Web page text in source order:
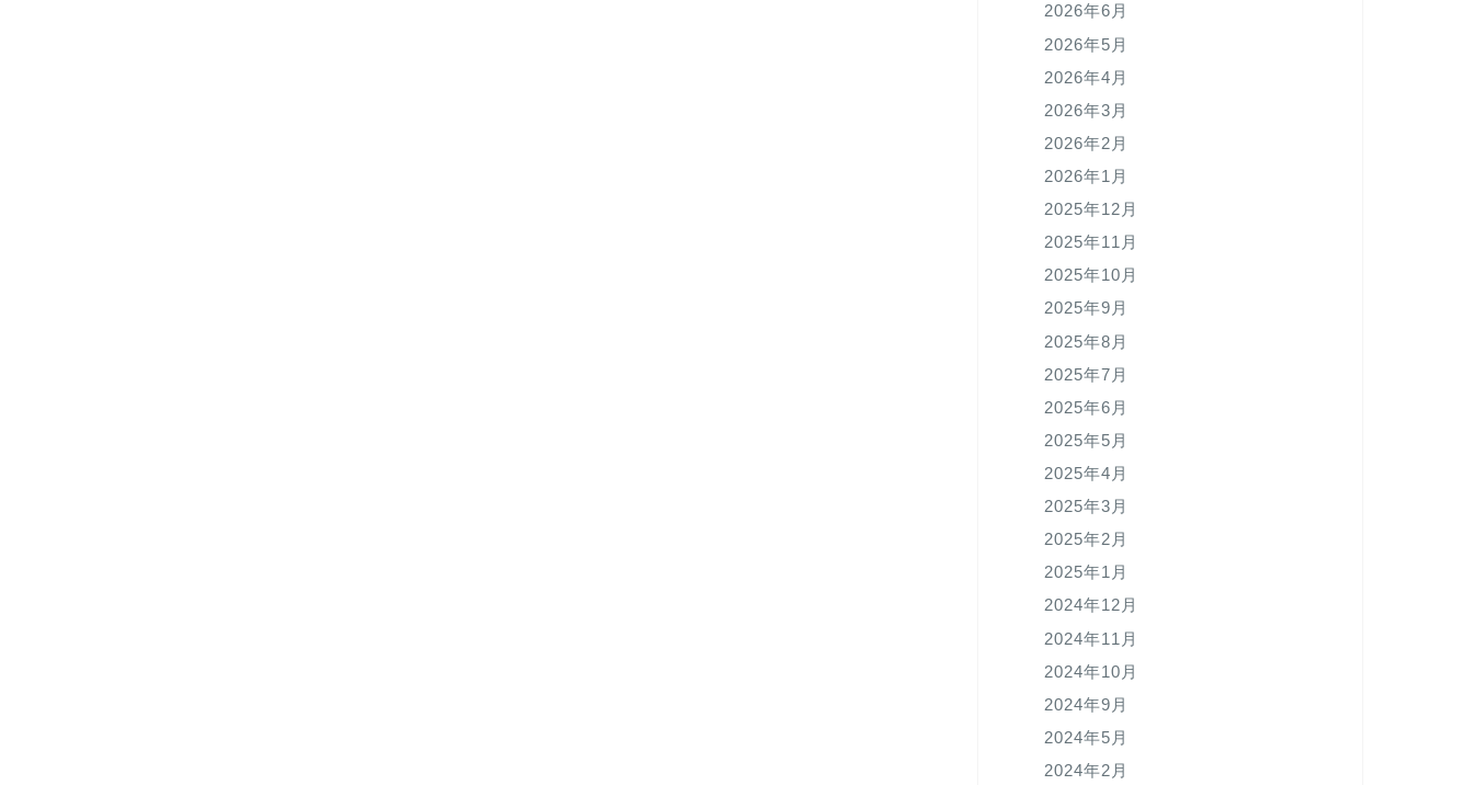
2026年6月
2026年5月
2026年4月
2026年3月
2026年2月
2026年1月
2025年12月
2025年11月
2025年10月
2025年9月
2025年8月
2025年7月
2025年6月
2025年5月
2025年4月
2025年3月
2025年2月
2025年1月
2024年12月
2024年11月
2024年10月
2024年9月
2024年5月
2024年2月